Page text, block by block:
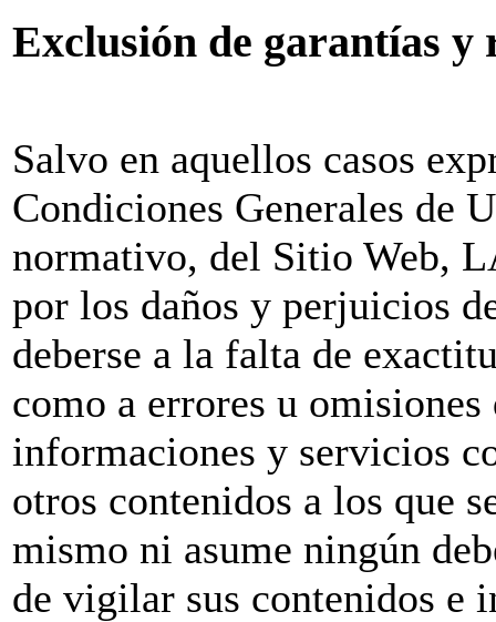
Exclusión de garantías y
Salvo en aquellos casos
Condiciones Generales de
normativo, del Sitio Web,
por los daños y perjuicios
deberse a la falta de
como a errores u
informaciones y servicios
otros contenidos a los que
mismo ni asume ningún
de vigilar sus contenidos e